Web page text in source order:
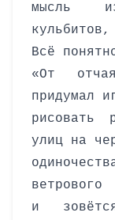
мысль
Всё
«От
придумал
рисовать
улиц на
ветрового
и